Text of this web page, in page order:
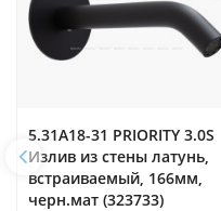
5.31A18-31 PRIORITY 3.0S
Излив из стены латунь,
встраиваемый, 166мм,
черн.мат (323733)